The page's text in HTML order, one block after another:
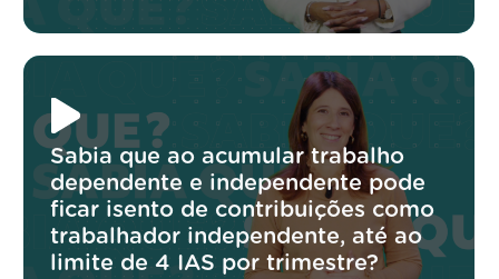
Sabia que ao acumular trabalho
dependente e independente pode
ficar isento de contribuições como
trabalhador independente, até ao
limite de 4 IAS por trimestre?